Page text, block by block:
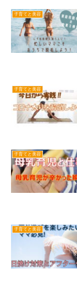
子育てと美容
子育てと美容
子育てと美容
子育てと美容